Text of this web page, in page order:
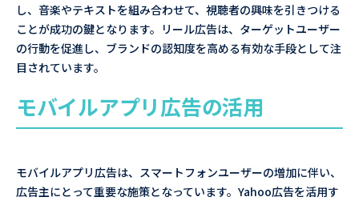
し、音楽やテキストを組み合わせて、視聴者の興味を引きつける
ことが成功の鍵となります。リール広告は、ターゲットユーザー
の行動を促進し、ブランドの認知度を高める有効な手段として注
目されています。
モバイルアプリ広告の活用
モバイルアプリ広告は、スマートフォンユーザーの増加に伴い、
広告主にとって重要な施策となっています。Yahoo広告を活用す